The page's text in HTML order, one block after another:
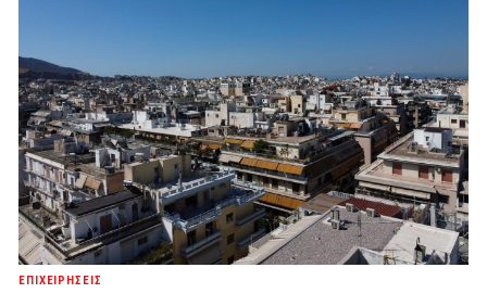
ΕΠΙΧΕΙΡΗΣΕΙΣ